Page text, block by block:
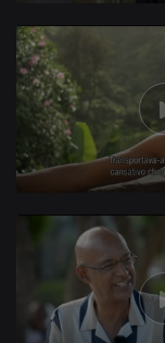
726227